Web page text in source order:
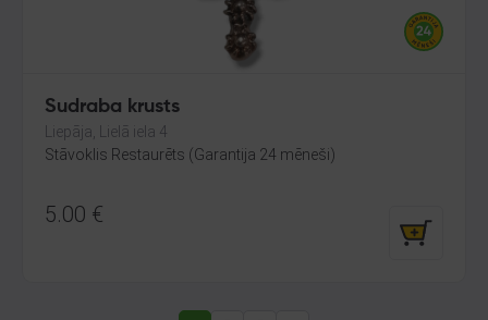
Sudraba krusts
Liepāja, Lielā iela 4
Stāvoklis Restaurēts (Garantija 24 mēneši)
5.00 €